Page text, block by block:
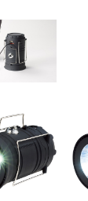
再生ファブリック
リサイクルコットン
フェアトレードコッ
再生不織布
ジュート
リサイクルPVC
シャープペンシル
鉛筆・色鉛筆
筆記具（その他）
手帳
普通紙 付箋
特殊紙・再生紙・
フィルム 付箋
メモパッド・カバ
紙カバー・ソフト
ハードカバー・上
缶・プラ・ケース
ダイカット（型抜
壁掛けカレンダー
ホ・PC関連
充電器・モバイル
タッチペン
ケース・ポーチ
スタンド
その他
ボトル
タンブラー
マグカップ
活雑貨
キッチングッズ（調
マグネット
消耗品
トドア・トラ